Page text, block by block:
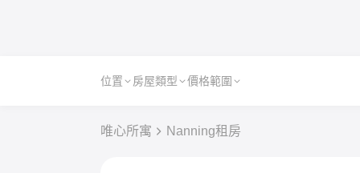
位置 房屋類型 價格範圍
唯心所寓 Nanning租房